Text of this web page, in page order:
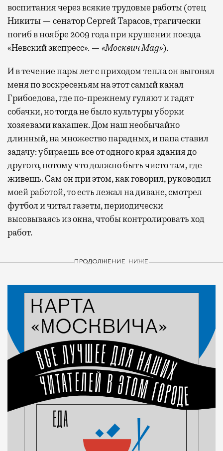
воспитания через всякие трудовые работы (отец
Никиты — сенатор Сергей Тарасов, трагически
погиб в ноябре 2009 года при крушении поезда
«Невский экспресс». — «Москвич Mag»).
И в течение пары лет с приходом тепла он выгонял
меня по воскресеньям на этот самый канал
Грибоедова, где по-прежнему гуляют и гадят
собачки, но тогда не было культуры уборки
хозяевами какашек. Дом наш необычайно
длинный, на множество парадных, и папа ставил
задачу: убираешь все от одного края здания до
другого, потому что должно быть чисто там, где
живешь. Сам он при этом, как говорил, руководил
моей работой, то есть лежал на диване, смотрел
футбол и читал газеты, периодически
высовываясь из окна, чтобы контролировать ход
работ.
ПРОДОЛЖЕНИЕ НИЖЕ